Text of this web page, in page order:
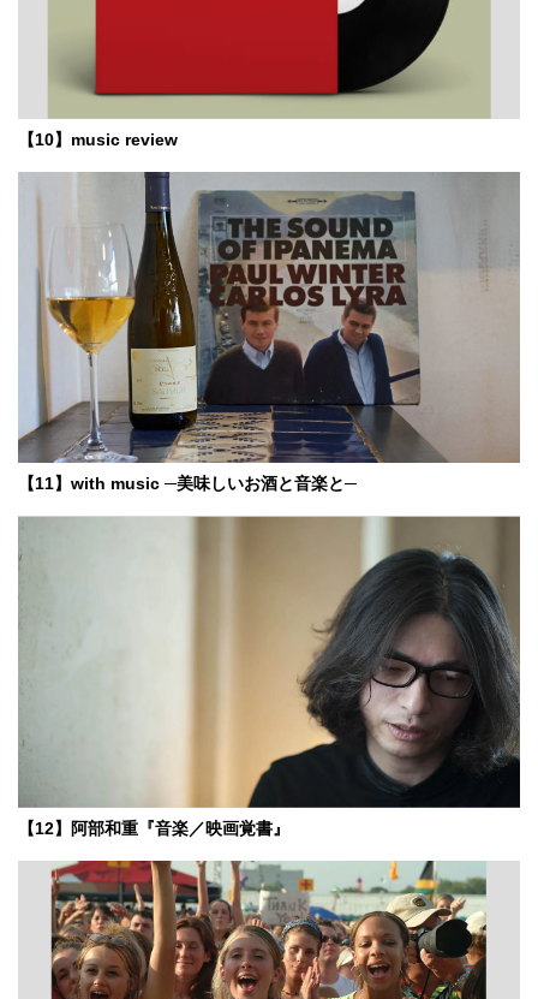
【10】music review
【11】with music ─美味しいお酒と音楽と─
【12】阿部和重『音楽／映画覚書』